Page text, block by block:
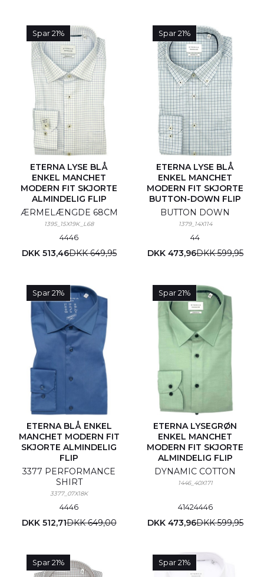
Spar 21%
ETERNA LYSE BLÅ
ENKEL MANCHET
MODERN FIT SKJORTE
ALMINDELIG FLIP
ÆRMELÆNGDE 68CM
1395_15X19K_L68
4446
DKK 513,46DKK 649,95
Spar 21%
ETERNA LYSE BLÅ
ENKEL MANCHET
MODERN FIT SKJORTE
BUTTON-DOWN FLIP
BUTTON DOWN
1379_14X114
44
DKK 473,96DKK 599,95
Spar 21%
ETERNA BLÅ ENKEL
MANCHET MODERN FIT
SKJORTE ALMINDELIG
FLIP
3377 PERFORMANCE
SHIRT
3377_07X18K
4446
DKK 512,71DKK 649,00
Spar 21%
ETERNA LYSEGRØN
ENKEL MANCHET
MODERN FIT SKJORTE
ALMINDELIG FLIP
DYNAMIC COTTON
1446_40X171
41424446
DKK 473,96DKK 599,95
Spar 21% Spar 21%